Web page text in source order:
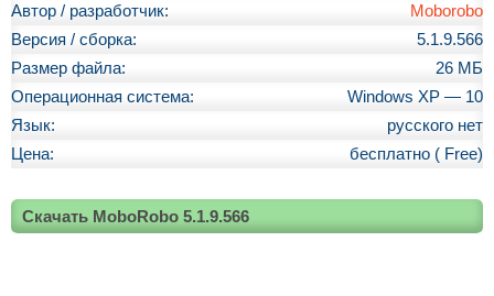
Автор / разработчик:
Moborobo
Версия / сборка:
5.1.9.566
Размер файла:
26 МБ
Операционная система:
Windows XP — 10
Язык:
русского нет
Цена:
бесплатно ( Free)
Скачать MoboRobo 5.1.9.566